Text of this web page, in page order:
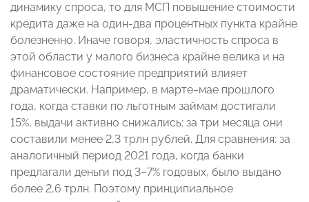
динамику спроса, то для МСП повышение стоимости
кредита даже на один-два процентных пункта крайне
болезненно. Иначе говоря, эластичность спроса в
этой области у малого бизнеса крайне велика и на
финансовое состояние предприятий влияет
драматически. Например, в марте‒мае прошлого
года, когда ставки по льготным займам достигали
15%, выдачи активно снижались: за три месяца они
составили менее 2,3 трлн рублей. Для сравнения: за
аналогичный период 2021 года, когда банки
предлагали деньги под 3–7% годовых, было выдано
более 2,6 трлн. Поэтому принципиальное